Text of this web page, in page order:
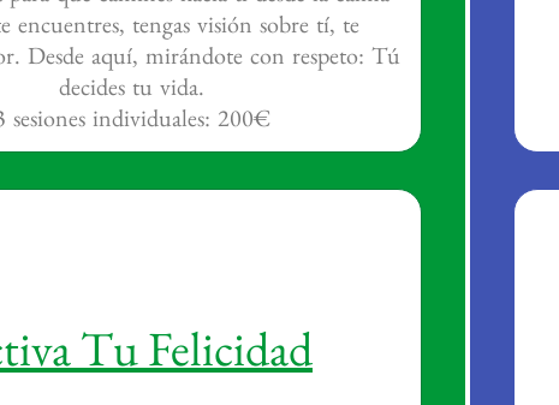
encuentres, tengas visión sobre tí, te
Desde aquí, mirándote con respeto: Tú
decides tu vida.
sesiones individuales: 200€
Tu Felicidad